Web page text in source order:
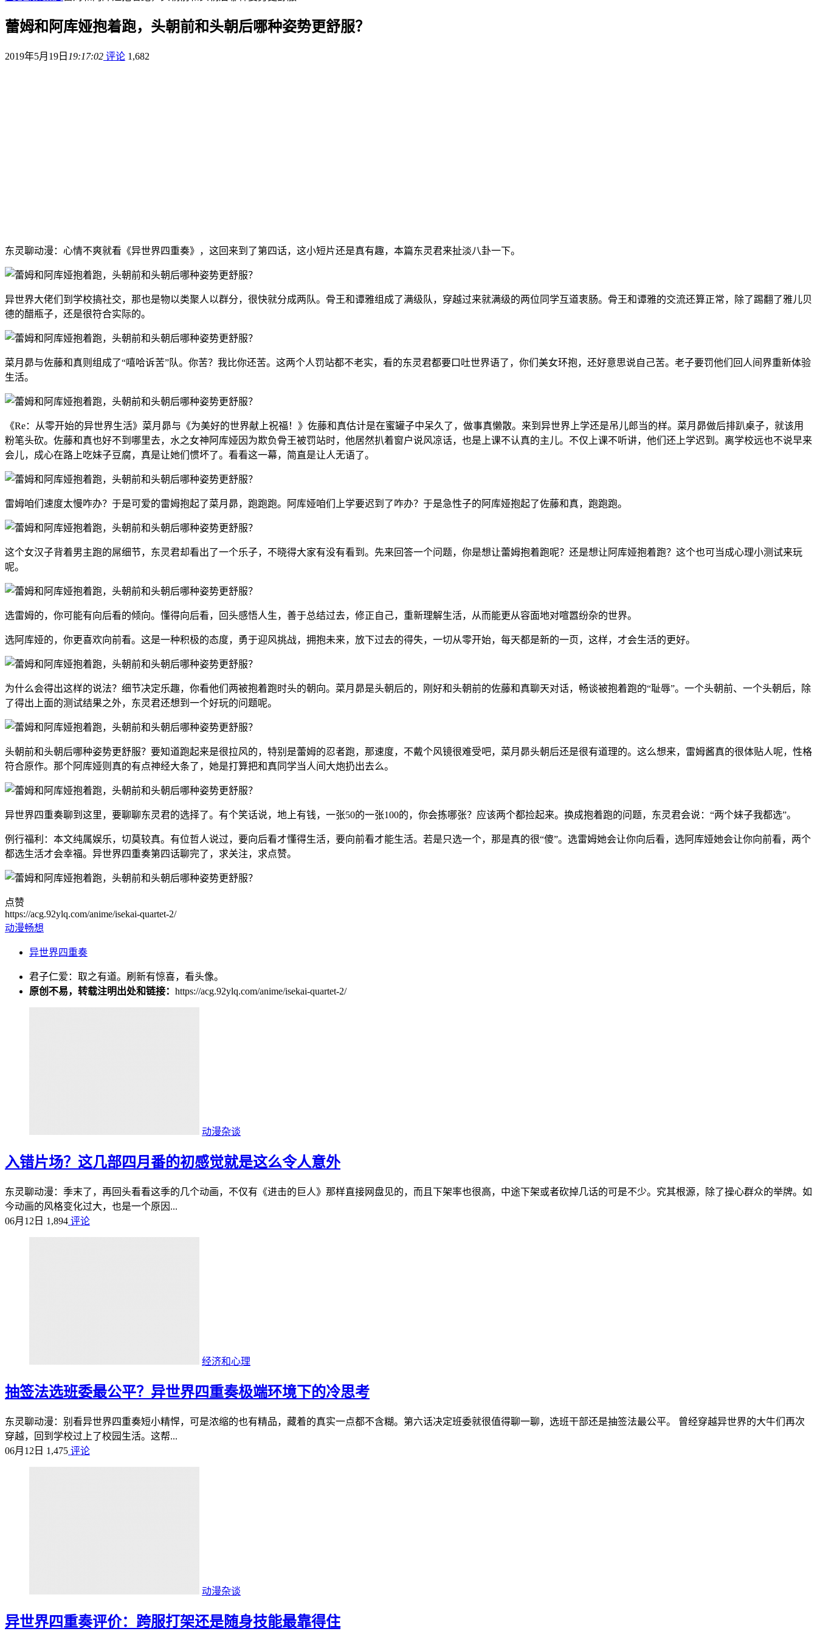
蕾姆和阿库娅抱着跑，头朝前和头朝后哪种姿势更舒服？
2019年5月19日 19:17:02 评论 1,682
东灵聊动漫：心情不爽就看《异世界四重奏》，这回来到了第四话，这小短片还是真有趣，本篇东灵君来扯淡八卦一下。
异世界大佬们到学校搞社交，那也是物以类聚人以群分，很快就分成两队。骨王和谭雅组成了满级队，穿越过来就满级的两位同学互道衷肠。骨王和谭雅的交流还算正常，除了踢翻了雅儿贝
德的醋瓶子，还是很符合实际的。
菜月昴与佐藤和真则组成了“嘻哈诉苦”队。你苦？我比你还苦。这两个人罚站都不老实，看的东灵君都要口吐世界语了，你们美女环抱，还好意思说自己苦。老子要罚他们回人间界重新体验
生活。
《Re：从零开始的异世界生活》菜月昴与《为美好的世界献上祝福！》佐藤和真估计是在蜜罐子中呆久了，做事真懒散。来到异世界上学还是吊儿郎当的样。菜月昴做后排趴桌子，就该用
粉笔头砍。佐藤和真也好不到哪里去，水之女神阿库娅因为欺负骨王被罚站时，他居然扒着窗户说风凉话，也是上课不认真的主儿。不仅上课不听讲，他们还上学迟到。离学校远也不说早来
会儿，成心在路上吃妹子豆腐，真是让她们惯坏了。看看这一幕，简直是让人无语了。
雷姆咱们速度太慢咋办？于是可爱的雷姆抱起了菜月昴，跑跑跑。阿库娅咱们上学要迟到了咋办？于是急性子的阿库娅抱起了佐藤和真，跑跑跑。
这个女汉子背着男主跑的屌细节，东灵君却看出了一个乐子，不晓得大家有没有看到。 先来回答一个问题，你是想让蕾姆抱着跑呢？还是想让阿库娅抱着跑？ 这个也可当成心理小测试来玩
呢。
选雷姆的，你可能有向后看的倾向。懂得向后看，回头感悟人生，善于总结过去，修正自己，重新理解生活，从而能更从容面地对喧嚣纷杂的世界。
选阿库娅的，你更喜欢向前看。这是一种积极的态度，勇于迎风挑战，拥抱未来，放下过去的得失，一切从零开始，每天都是新的一页，这样，才会生活的更好。
为什么会得出这样的说法？ 细节决定乐趣，你看他们两被抱着跑时头的朝向。菜月昴是头朝后的，刚好和头朝前的佐藤和真聊天对话，畅谈被抱着跑的“耻辱”。一个头朝前、一个头朝后，除
了得出上面的测试结果之外，东灵君还想到一个好玩的问题呢。
头朝前和头朝后哪种姿势更舒服？ 要知道跑起来是很拉风的，特别是蕾姆的忍者跑，那速度，不戴个风镜很难受吧，菜月昴头朝后还是很有道理的。这么想来，雷姆酱真的很体贴人呢，性格
符合原作。那个阿库娅则真的有点神经大条了，她是打算把和真同学当人间大炮扔出去么。
异世界四重奏聊到这里，要聊聊东灵君的选择了。有个笑话说，地上有钱，一张50的一张100的，你会拣哪张？应该两个都捡起来。换成抱着跑的问题， 东灵君会说：“两个妹子我都选”。
例行福利：本文纯属娱乐，切莫较真。 有位哲人说过，要向后看才懂得生活，要向前看才能生活。若是只选一个，那是真的很“傻”。 选雷姆她会让你向后看，选阿库娅她会让你向前看，两个
都选生活才会幸福。异世界四重奏第四话聊完了，求关注，求点赞。
点赞
https://acg.92ylq.com/anime/isekai-quartet-2/
动漫畅想
异世界四重奏
君子仁爱：取之有道。刷新有惊喜，看头像。
原创不易，转载注明出处和链接： https://acg.92ylq.com/anime/isekai-quartet-2/
动漫杂谈
入错片场？这几部四月番的初感觉就是这么令人意外
东灵聊动漫：季末了，再回头看看这季的几个动画，不仅有《进击的巨人》那样直接网盘见的，而且下架率也很高，中途下架或者砍掉几话的可是不少。究其根源，除了操心群众的举牌。如
今动画的风格变化过大，也是一个原因...
06月12日 1,894 评论
经济和心理
抽签法选班委最公平？异世界四重奏极端环境下的冷思考
东灵聊动漫：别看异世界四重奏短小精悍，可是浓缩的也有精品，藏着的真实一点都不含糊。第六话决定班委就很值得聊一聊，选班干部还是抽签法最公平。 曾经穿越异世界的大牛们再次
穿越，回到学校过上了校园生活。这帮...
06月12日 1,475 评论
动漫杂谈
异世界四重奏评价：跨服打架还是随身技能最靠得住